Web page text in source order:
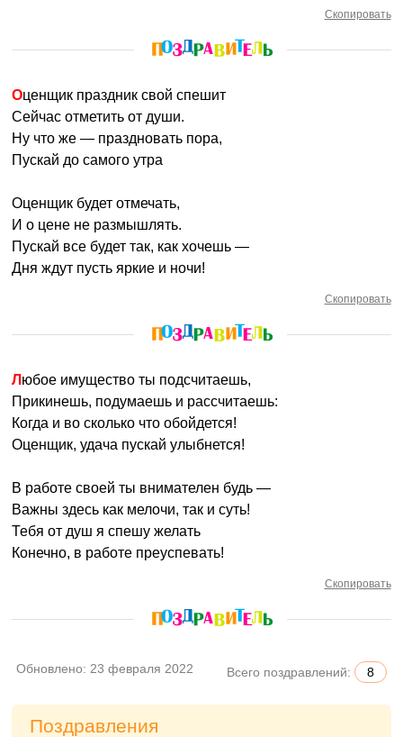
Скопировать
Оценщик праздник свой спешит
Сейчас отметить от души.
Ну что же — праздновать пора,
Пускай до самого утра
Оценщик будет отмечать,
И о цене не размышлять.
Пускай все будет так, как хочешь —
Дня ждут пусть яркие и ночи!
Скопировать
Любое имущество ты подсчитаешь,
Прикинешь, подумаешь и рассчитаешь:
Когда и во сколько что обойдется!
Оценщик, удача пускай улыбнется!
В работе своей ты внимателен будь —
Важны здесь как мелочи, так и суть!
Тебя от душ я спешу желать
Конечно, в работе преуспевать!
Скопировать
Обновлено: 23 февраля 2022 Всего поздравлений: 8
Поздравления